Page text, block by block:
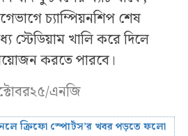
চ্যাম্পিয়নশিপ শেষ
স্টেডিয়াম খালি করে দিলে
করতে পারবে।
এনজি
ক্রিফো স্পোর্টস’র খবর পড়তে ফলো